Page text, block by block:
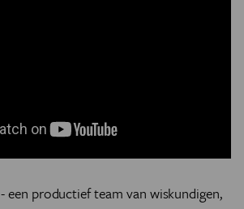
een productief team van wiskundigen,